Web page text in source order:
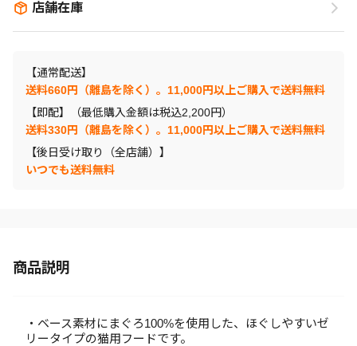
店舗在庫
【通常配送】
送料660円（離島を除く）。11,000円以上ご購入で送料無料
【即配】（最低購入金額は税込2,200円）
送料330円（離島を除く）。11,000円以上ご購入で送料無料
【後日受け取り（全店舗）】
いつでも送料無料
商品説明
・ベース素材にまぐろ100%を使用した、ほぐしやすいゼ
リータイプの猫用フードです。